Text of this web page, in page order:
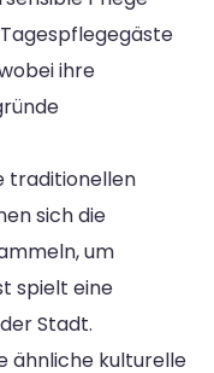
ihre
traditionellen
sich die
um
spielt eine
Stadt.
ähnliche kulturelle